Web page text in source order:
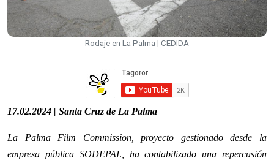
Rodaje en La Palma | CEDIDA
17.02.2024 | Santa Cruz de La Palma
La Palma Film Commission, proyecto gestionado desde la
empresa pública SODEPAL, ha contabilizado una repercusión